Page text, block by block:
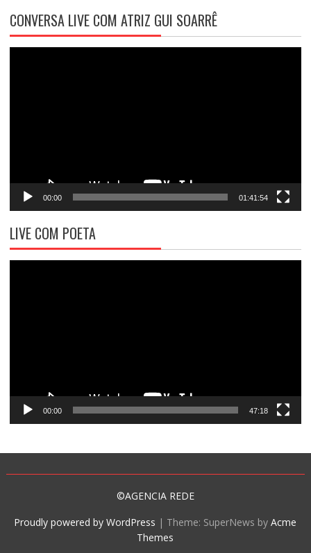
CONVERSA LIVE COM ATRIZ GUI SOARRÊ
00:00 01:41:54
LIVE COM POETA
00:00 47:18
©AGENCIA REDE
Proudly powered by WordPress | Theme: SuperNews byAcme
Themes